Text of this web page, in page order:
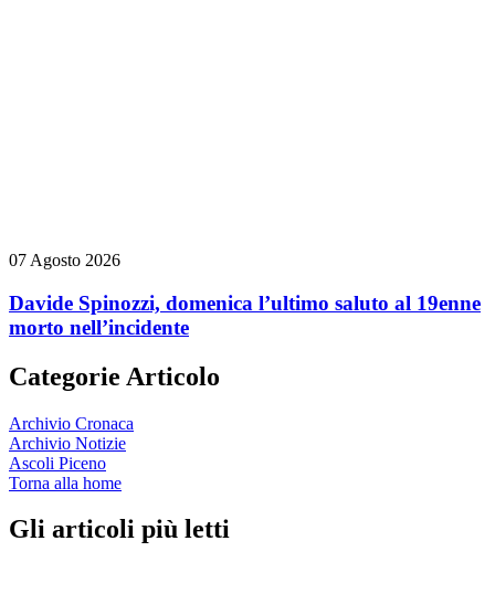
07 Agosto 2026
Davide Spinozzi, domenica l’ultimo saluto al 19enne
morto nell’incidente
Categorie Articolo
Archivio Cronaca
Archivio Notizie
Ascoli Piceno
Torna alla home
Gli articoli più letti